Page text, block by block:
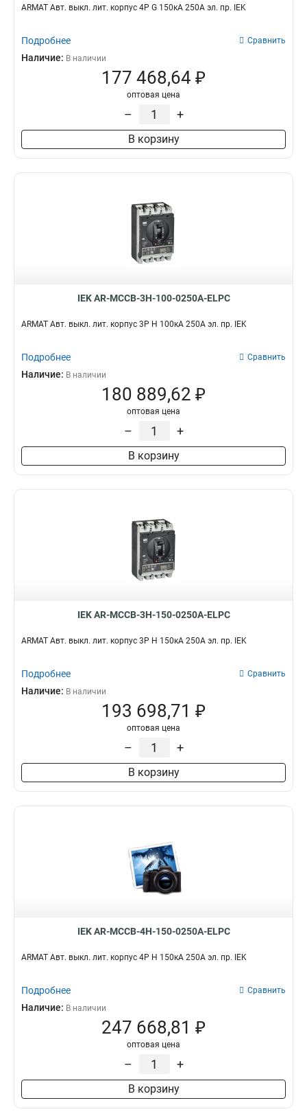
ARMAT Авт. выкл. лит. корпус 4P G 150кА 250А эл. пр. IEK
Подробнее Сравнить
Наличие: В наличии
177 468,64 ₽
оптовая цена
– +
В корзину
IEK AR-MCCB-3H-100-0250A-ELPC
ARMAT Авт. выкл. лит. корпус 3P H 100кА 250А эл. пр. IEK
Подробнее Сравнить
Наличие: В наличии
180 889,62 ₽
оптовая цена
– +
В корзину
IEK AR-MCCB-3H-150-0250A-ELPC
ARMAT Авт. выкл. лит. корпус 3P H 150кА 250А эл. пр. IEK
Подробнее Сравнить
Наличие: В наличии
193 698,71 ₽
оптовая цена
– +
В корзину
IEK AR-MCCB-4H-150-0250A-ELPC
ARMAT Авт. выкл. лит. корпус 4P H 150кА 250А эл. пр. IEK
Подробнее Сравнить
Наличие: В наличии
247 668,81 ₽
оптовая цена
– +
В корзину